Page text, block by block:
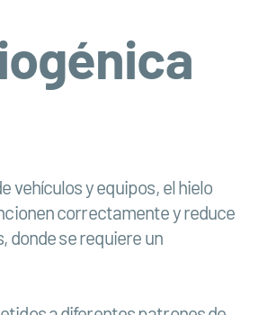
vehículos y equipos, el hielo
correctamente y reduce
donde se requiere un